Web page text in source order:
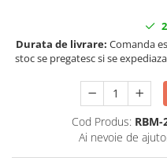
2
Durata de livrare: Comanda
stoc se pregatesc si se
Cod Produs: RBM-
Ai nevoie de